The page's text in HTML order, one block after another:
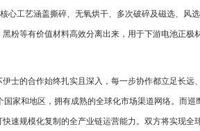
心工艺涵盖撕碎、无氧烘干、多次破碎及磁选、风
粉等有价值材料高效分离出来，用于下游电池正极
伊士的合作始终扎实且深入，每一步协作都立足长远
家和地区，拥有成熟的全球化市场渠道网络。而巡
速规模化复制的全产业链运营能力。双方将实现全